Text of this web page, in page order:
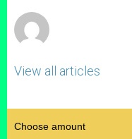
View all articles